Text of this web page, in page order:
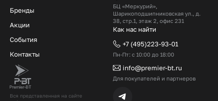
Вся представленная на сайте
Бренды
Акции
События
Контакты
БЦ «Меркурий»,
Шарикоподшипниковская ул., д.
38, стр.1, этаж 2, офис 231
Как нас найти
+7 (495)223-93-01
Пн-Пт: с 10:00 до 18:00
info@premier-bt.ru
Для покупателей и партнеров